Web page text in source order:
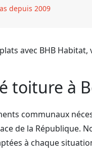
depuis 2009
avec BHB Habitat,
toiture à
communaux
de la République.
à chaque